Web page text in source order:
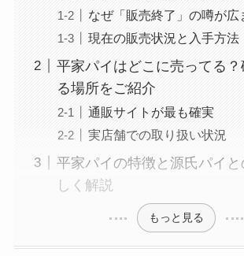
なぜ「販売終了」の噂が広
現在の販売状況と入手方法
平家パイはどこに売ってる？
る場所をご紹介
通販サイトが最も確実
実店舗での取り扱い状況
平家パイの特徴と源氏パイ
しく解説
もっと見る